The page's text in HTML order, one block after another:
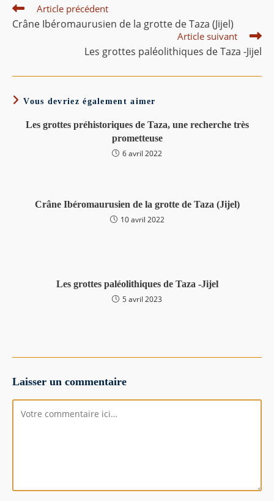
Read
more
articles
Article précédent
Crâne Ibéromaurusien de la grotte de Taza (Jijel)
Article suivant
Les grottes paléolithiques de Taza -Jijel
Vous devriez également aimer
Les grottes préhistoriques de Taza, une recherche très
prometteuse
6 avril 2022
Crâne Ibéromaurusien de la grotte de Taza (Jijel)
10 avril 2022
Les grottes paléolithiques de Taza -Jijel
5 avril 2023
Laisser un commentaire
Comment